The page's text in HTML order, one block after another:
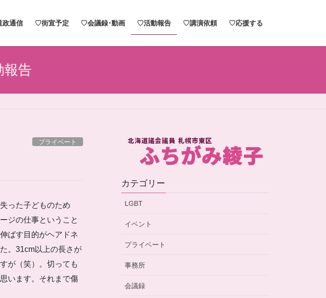
通信 ♡街宣予定 ♡会議録･動画 ♡活動報告 ♡講演依頼 ♡応援する
告
プライベート
った子どものため
ジの仕事ということ
ばす目的がヘアドネ
。31cm以上の長さが
が（笑）。切っても
います。それまで傷
カテゴリー
LGBT
イベント
プライベート
事務所
会議録